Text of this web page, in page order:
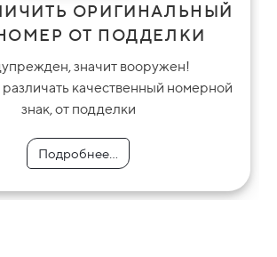
ОРИГИНАЛЬНЫЙ
ОТ ПОДДЕЛКИ
значит вооружен!
качественный номерной
знак, от подделки
Подробнее...
Подробнее...
Подробнее...
Подробнее...
Подробнее...